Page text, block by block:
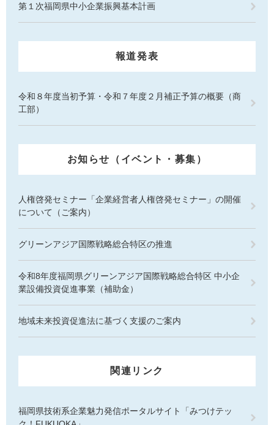
第１次福岡県中小企業振興基本計画
報道発表
令和８年度当初予算・令和７年度２月補正予算の概要（商
工部）
お知らせ（イベント・募集）
人権啓発セミナー「企業経営者人権啓発セミナー」の開催
について（ご案内）
グリーンアジア国際戦略総合特区の推進
令和8年度福岡県グリーンアジア国際戦略総合特区 中小企
業設備投資促進事業（補助金）
地域未来投資促進法に基づく支援のご案内
関連リンク
福岡県技術系企業魅力発信ポータルサイト「みつけテッ